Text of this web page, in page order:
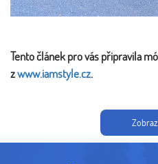
Tento článek pro vás připravila
zwww.iamstyle.cz.